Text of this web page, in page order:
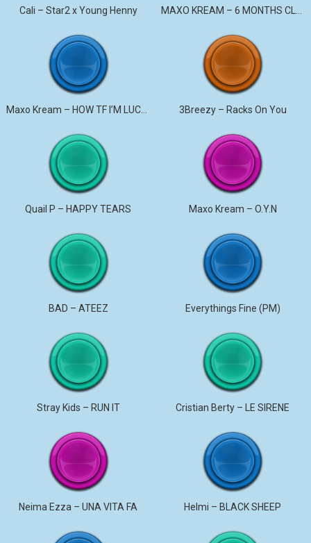
Cali – Star2 x Young Henny
Maxo Kream – HOW TF I’M LUCKY 3Breezy – Racks On You
Quail P – HAPPY TEARS Maxo Kream – O.Y.N
BAD – ATEEZ Everythings Fine (PM)
Stray Kids – RUN IT Cristian Berty – LE SIRENE
Neima Ezza – UNA VITA FA Helmi – BLACK SHEEP